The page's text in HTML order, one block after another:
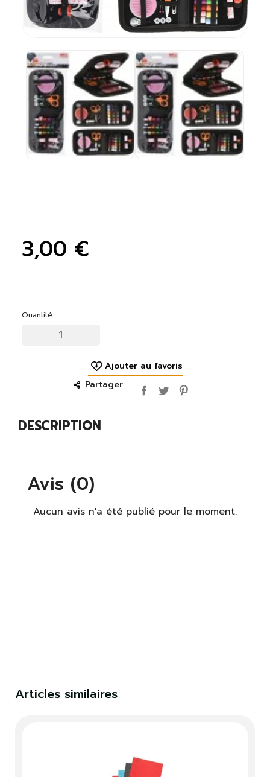
DESCRIPTION
3,00 €
Quantité
Ajouter au favoris
Partager
Avis (0)
Aucun avis n'a été publié pour le moment.
Articles similaires